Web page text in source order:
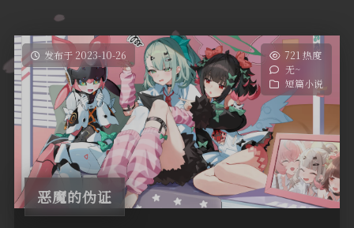
抖音去水印
摸鱼人日历
今日头条新闻
关于我们
隐私政策
友情链接
发布于 2023-10-26
721 热度
无~
短篇小说
恶魔的伪证